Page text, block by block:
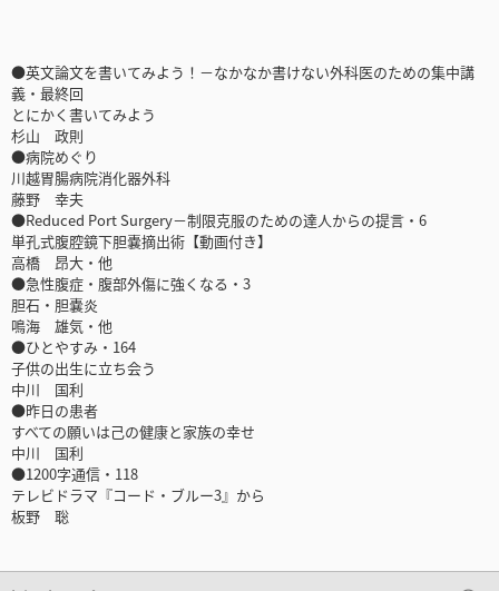
●英文論文を書いてみよう！－なかなか書けない外科医のための集中講
義・最終回
とにかく書いてみよう
杉山 政則
●病院めぐり
川越胃腸病院消化器外科
藤野 幸夫
●Reduced Port Surgery－制限克服のための達人からの提言・6
単孔式腹腔鏡下胆嚢摘出術【動画付き】
高橋 昂大・他
●急性腹症・腹部外傷に強くなる・3
胆石・胆嚢炎
鳴海 雄気・他
●ひとやすみ・164
子供の出生に立ち会う
中川 国利
●昨日の患者
すべての願いは己の健康と家族の幸せ
中川 国利
●1200字通信・118
テレビドラマ『コード・ブルー3』から
板野 聡